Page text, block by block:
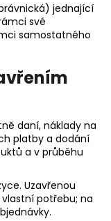
jednající
své
samostatného
daní, náklady na
platby a dodání
a v průběhu
Uzavřenou
potřebu; na